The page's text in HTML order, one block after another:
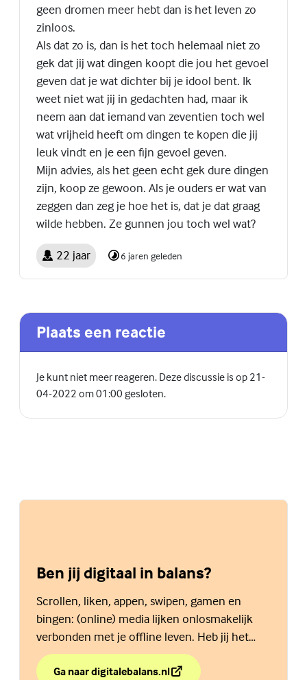
geen dromen meer hebt dan is het leven zo
zinloos.
Als dat zo is, dan is het toch helemaal niet zo
gek dat jij wat dingen koopt die jou het gevoel
geven dat je wat dichter bij je idool bent. Ik
weet niet wat jij in gedachten had, maar ik
neem aan dat iemand van zeventien toch wel
wat vrijheid heeft om dingen te kopen die jij
leuk vindt en je een fijn gevoel geven.
Mijn advies, als het geen echt gek dure dingen
zijn, koop ze gewoon. Als je ouders er wat van
zeggen dan zeg je hoe het is, dat je dat graag
wilde hebben. Ze gunnen jou toch wel wat?
22 jaar 6 jaren geleden
Plaats een reactie
Je kunt niet meer reageren. Deze discussie is op 21-
04-2022 om 01:00 gesloten.
Ben jij digitaal in balans?
Scrollen, liken, appen, swipen, gamen en
bingen: (online) media lijken onlosmakelijk
verbonden met je offline leven. Heb jij het
allemaal onder controle? Doe de zelftest
Ga naar digitalebalans.nl